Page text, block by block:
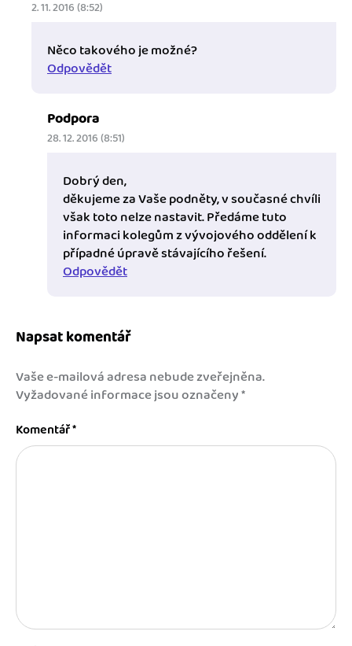
2. 11. 2016 (8:52)
Něco takového je možné?
Odpovědět
Podpora
28. 12. 2016 (8:51)
Dobrý den,
děkujeme za Vaše podněty, v současné chvíli
však toto nelze nastavit. Předáme tuto
informaci kolegům z vývojového oddělení k
případné úpravě stávajícího řešení.
Odpovědět
Napsat komentář
Vaše e-mailová adresa nebude zveřejněna.
Vyžadované informace jsou označeny*
Komentář*